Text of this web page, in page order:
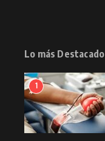
Lo más Destacado
1